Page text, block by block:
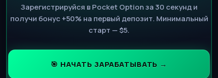
Зарегистрируйся в Pocket Option за 30 секунд и
получи бонус +50% на первый депозит. Минимальный
старт — $5.
🎯 НАЧАТЬ ЗАРАБАТЫВАТЬ →